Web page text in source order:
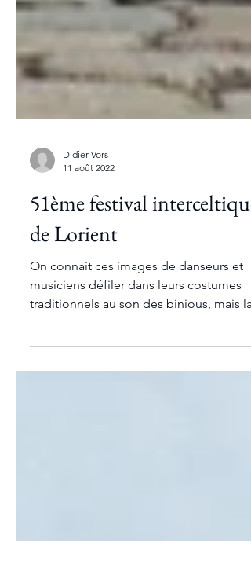
Didier Vors
11 août 2022
51ème festival interceltique
de Lorient
On connait ces images de danseurs et
traditionnels au son des binious, mais la